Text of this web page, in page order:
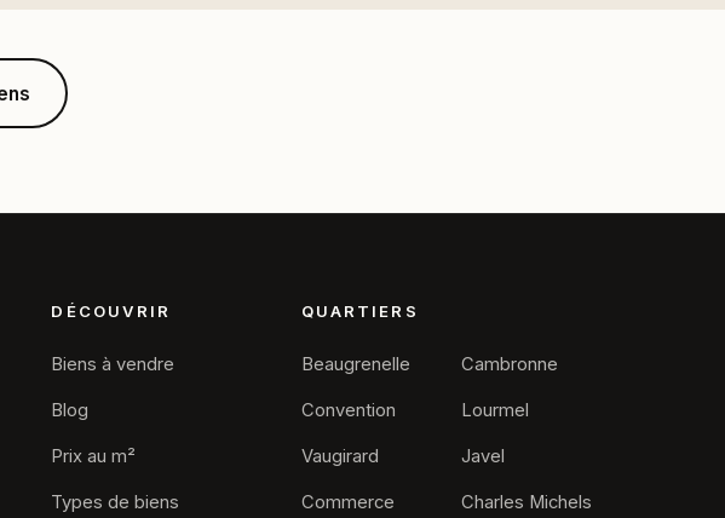
DÉCOUVRIR
Biens à vendre
Blog
Prix au m²
Types de biens
QUARTIERS
Beaugrenelle
Convention
Vaugirard
Commerce
Cambronne
Lourmel
Javel
Charles Michels